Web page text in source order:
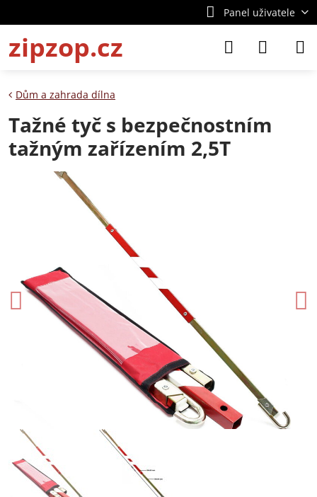
Panel uživatele
zipzop.cz
Dům a zahrada dílna
Tažné tyč s bezpečnostním
tažným zařízením 2,5T